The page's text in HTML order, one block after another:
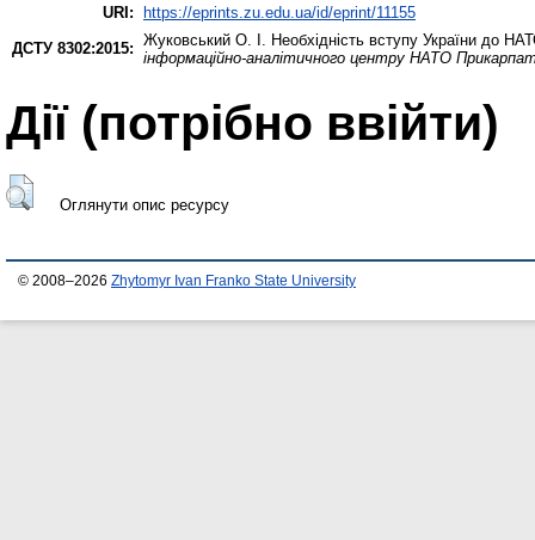
URI: https://eprints.zu.edu.ua/id/eprint/11155
ДСТУ 8302:2015: Жуковський О. І.
Необхідність вступу України до
інформаційно-аналітичного центру НАТО
Дії ​​(потрібно ввійти)
Оглянути опис ресурсу
© 2008–2026 Zhytomyr Ivan Franko State University